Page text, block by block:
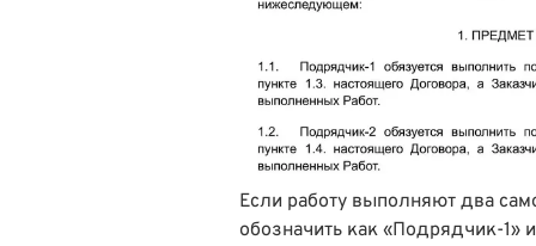
Если работу выполняют два
обозначить как «Подрядчик-1»